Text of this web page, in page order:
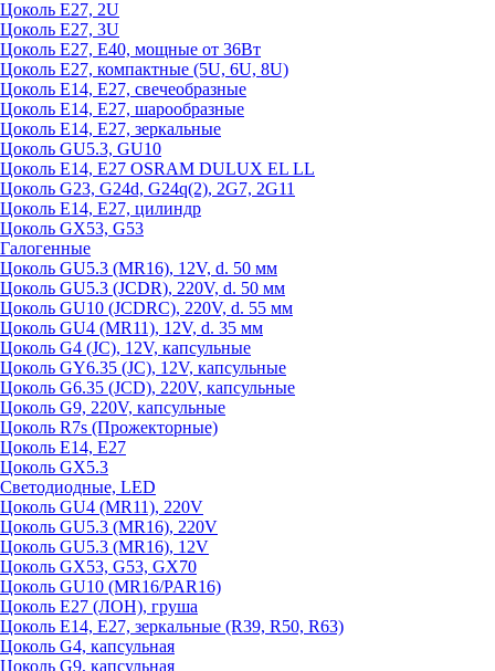
Цоколь Е27, 2U
Цоколь Е27, 3U
Цоколь Е27, Е40, мощные от 36Вт
Цоколь Е27, компактные (5U, 6U, 8U)
Цоколь Е14, Е27, свечеобразные
Цоколь Е14, Е27, шарообразные
Цоколь Е14, Е27, зеркальные
Цоколь GU5.3, GU10
Цоколь Е14, Е27 OSRAM DULUX EL LL
Цоколь G23, G24d, G24q(2), 2G7, 2G11
Цоколь Е14, Е27, цилиндр
Цоколь GX53, G53
Галогенные
Цоколь GU5.3 (MR16), 12V, d. 50 мм
Цоколь GU5.3 (JCDR), 220V, d. 50 мм
Цоколь GU10 (JCDRC), 220V, d. 55 мм
Цоколь GU4 (MR11), 12V, d. 35 мм
Цоколь G4 (JC), 12V, капсульные
Цоколь GY6.35 (JC), 12V, капсульные
Цоколь G6.35 (JCD), 220V, капсульные
Цоколь G9, 220V, капсульные
Цоколь R7s (Прожекторные)
Цоколь E14, E27
Цоколь GX5.3
Светодиодные, LED
Цоколь GU4 (MR11), 220V
Цоколь GU5.3 (MR16), 220V
Цоколь GU5.3 (MR16), 12V
Цоколь GX53, G53, GX70
Цоколь GU10 (MR16/PAR16)
Цоколь Е27 (ЛОН), груша
Цоколь Е14, Е27, зеркальные (R39, R50, R63)
Цоколь G4, капсульная
Цоколь G9, капсульная